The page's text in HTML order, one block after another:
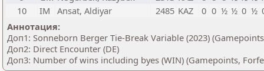
10
IM Ansat, Aldiyar 2485 KAZ 0 0 ½ ½ 0 ½
Аннотация:
Доп1: Sonneborn Berger Tie-Break Variable (2023)
Доп2: Direct Encounter (DE)
Доп3: Number of wins including byes (WIN) (Gamepoints,